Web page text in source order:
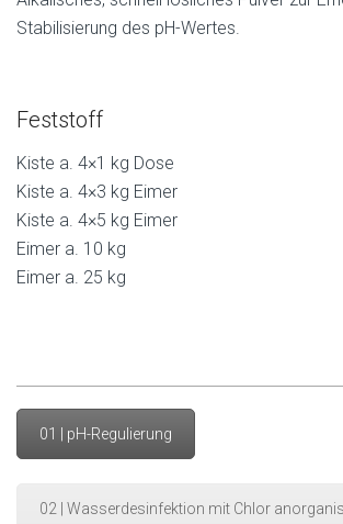
Stabilisierung des pH-Wertes.
Feststoff
Kiste a. 4×1 kg Dose
Kiste a. 4×3 kg Eimer
Kiste a. 4×5 kg Eimer
Eimer a. 10 kg
Eimer a. 25 kg
01 | pH-Regulierung
02 | Wasserdesinfektion mit Chlor